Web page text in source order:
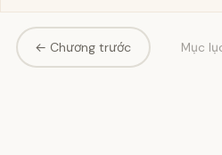
← Chương trước Mục